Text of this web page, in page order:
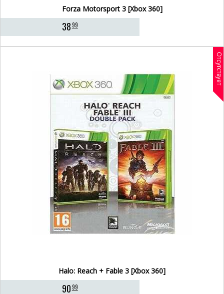
Forza Motorsport 3 [Xbox 360]
3899
Отсутствует
Halo: Reach + Fable 3 [Xbox 360]
9099